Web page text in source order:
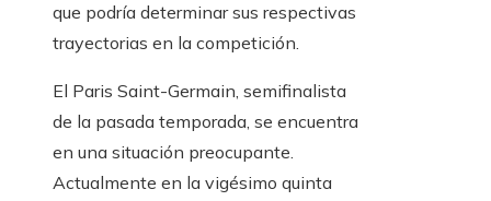
que podría determinar sus respectivas
trayectorias en la competición.
El Paris Saint-Germain, semifinalista
de la pasada temporada, se encuentra
en una situación preocupante.
Actualmente en la vigésimo quinta